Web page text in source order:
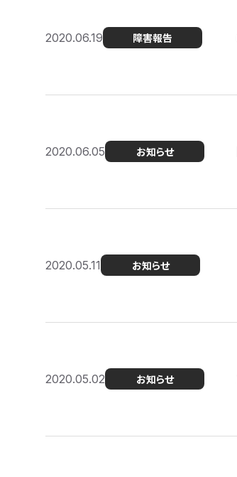
2020.06.19 障害報告
2020.06.05 お知らせ
2020.05.11 お知らせ
2020.05.02 お知らせ